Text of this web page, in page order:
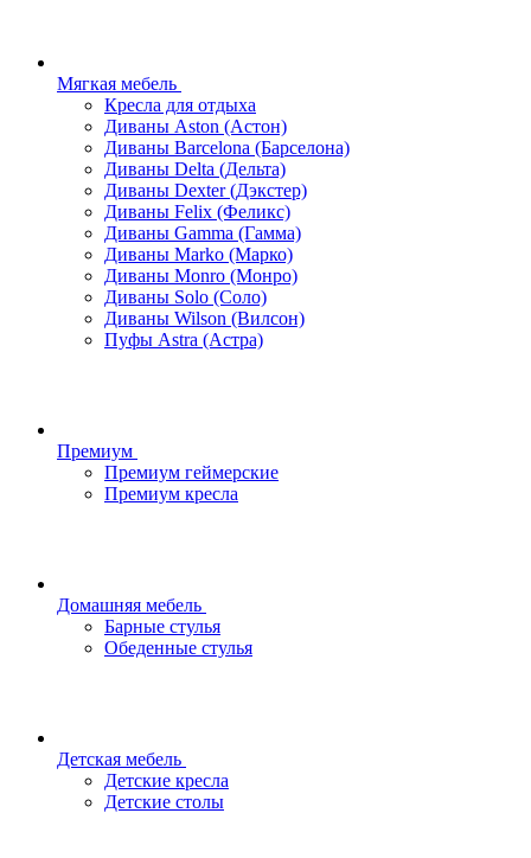
Мягкая мебель
Кресла для отдыха
Диваны Aston (Астон)
Диваны Barcelona (Барселона)
Диваны Delta (Дельта)
Диваны Dexter (Дэкстер)
Диваны Felix (Феликс)
Диваны Gamma (Гамма)
Диваны Marko (Марко)
Диваны Monro (Монро)
Диваны Solo (Соло)
Диваны Wilson (Вилсон)
Пуфы Astra (Астра)
Премиум
Премиум геймерские
Премиум кресла
Домашняя мебель
Барные стулья
Обеденные стулья
Детская мебель
Детские кресла
Детские столы